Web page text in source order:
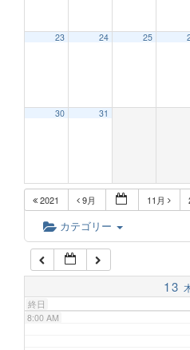
23 24 25
30 31
2021 9月 11月
カテゴリー
13
終日
2:00 AM
6:00 AM
7:00 AM
8:00 AM